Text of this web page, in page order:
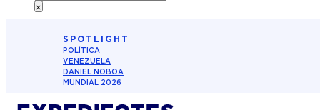
×
SPOTLIGHT
POLÍTICA
VENEZUELA
DANIEL NOBOA
MUNDIAL 2026